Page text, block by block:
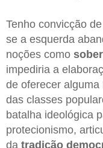
Tenho convicção
se a esquerda
noções como
impediria a
de oferecer
das classes
batalha ideológica
protecionismo,
da tradição